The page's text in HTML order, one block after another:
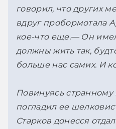
говорил, что других
вдруг пробормотала
кое-что еще.— Он
должны жить так,
больше нас самих. И
Повинуясь
погладил ее
Старков донесся